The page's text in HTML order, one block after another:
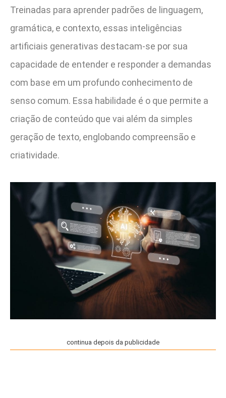
Treinadas para aprender padrões de linguagem,
gramática, e contexto, essas inteligências
artificiais generativas destacam-se por sua
capacidade de entender e responder a demandas
com base em um profundo conhecimento de
senso comum. Essa habilidade é o que permite a
criação de conteúdo que vai além da simples
geração de texto, englobando compreensão e
criatividade.
continua depois da publicidade